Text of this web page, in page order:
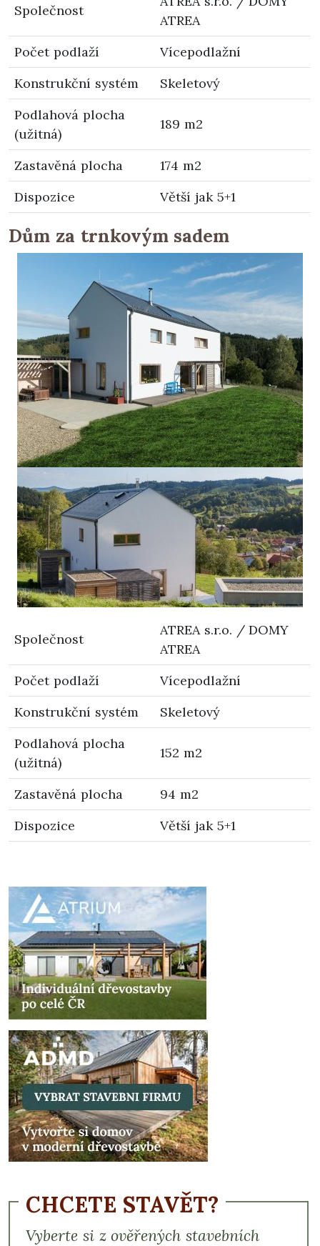
Společnost
ATREA
Počet podlaží
Vícepodlažní
Konstrukční systém
Skeletový
Podlahová plocha
(užitná)
189 m2
Zastavěná plocha
174 m2
Dispozice
Větší jak 5+1
Dům za trnkovým sadem
Společnost
ATREA s.r.o. / DOMY
ATREA
Počet podlaží
Vícepodlažní
Konstrukční systém
Skeletový
Podlahová plocha
(užitná)
152 m2
Zastavěná plocha
94 m2
Dispozice
Větší jak 5+1
CHCETE STAVĚT?
Vyberte si z ověřených stavebních